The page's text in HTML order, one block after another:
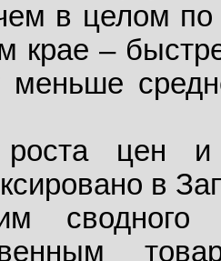
в целом
крае –
меньше
роста цен и
в
сводного